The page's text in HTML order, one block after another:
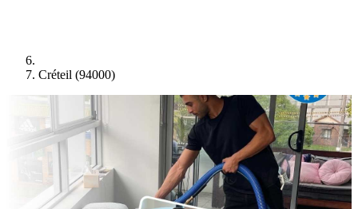
Créteil (94000)